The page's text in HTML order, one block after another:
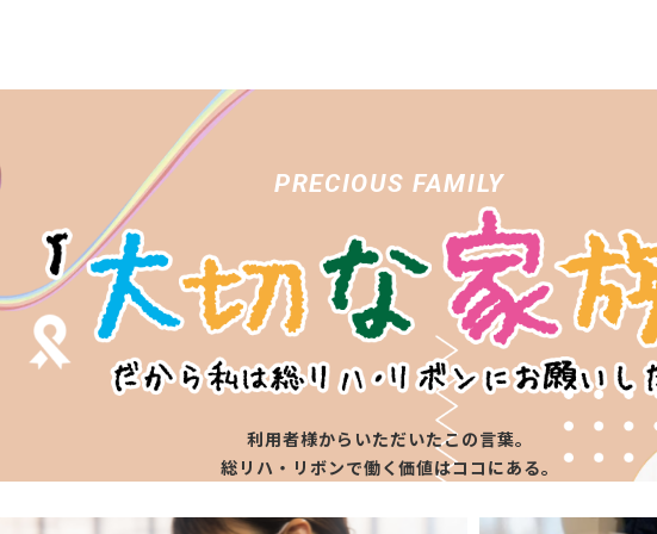
PRECIOUS FAMILY
利用者様からいただいたこの言葉。
総リハ・リボンで働く価値はココにある。